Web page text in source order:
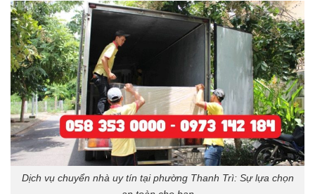
Dịch vụ chuyển nhà uy tín tại phường Thanh Trì: Sự lựa chọn